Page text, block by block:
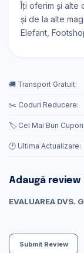
Îți oferim și alte
și de la alte
Elefant
🚚 Transport Gratuit:
✂️ Coduri Reducere:
🏷️ Cel Mai Bun Cupon:
🕐 Ultima Actualizare:
Adaugă review
EVALUAREA DVS.
Submit Review